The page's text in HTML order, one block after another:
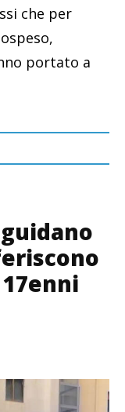
che per
portato a